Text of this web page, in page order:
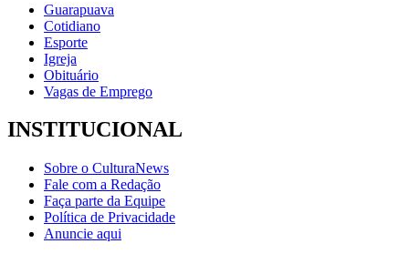
Guarapuava
Cotidiano
Esporte
Igreja
Obituário
Vagas de Emprego
INSTITUCIONAL
Sobre o CulturaNews
Fale com a Redação
Faça parte da Equipe
Política de Privacidade
Anuncie aqui